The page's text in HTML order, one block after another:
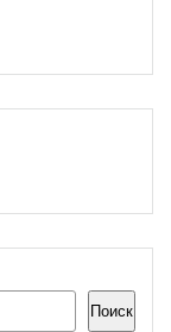
Поиск